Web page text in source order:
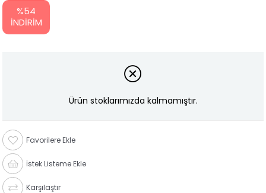
%54
İNDIRIM
Ürün stoklarımızda kalmamıştır.
Favorilere Ekle
İstek Listeme Ekle
Karşılaştır